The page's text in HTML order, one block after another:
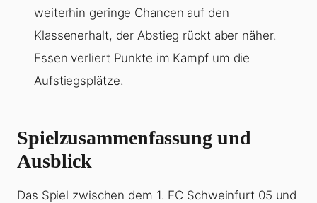
weiterhin geringe Chancen auf den
Klassenerhalt, der Abstieg rückt aber näher.
Essen verliert Punkte im Kampf um die
Aufstiegsplätze.
Spielzusammenfassung und
Ausblick
Das Spiel zwischen dem 1. FC Schweinfurt 05 und